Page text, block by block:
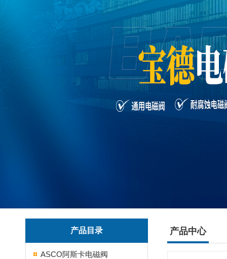
产品目录
ASCO阿斯卡电磁阀
产品中心